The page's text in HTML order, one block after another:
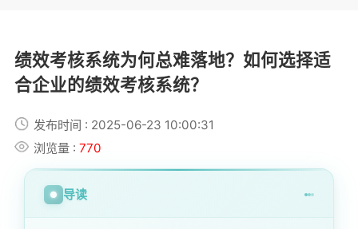
绩效考核系统为何总难落地？如何选择适
合企业的绩效考核系统？
发布时间 : 2025-06-23 10:00:31
浏览量 : 770
导读